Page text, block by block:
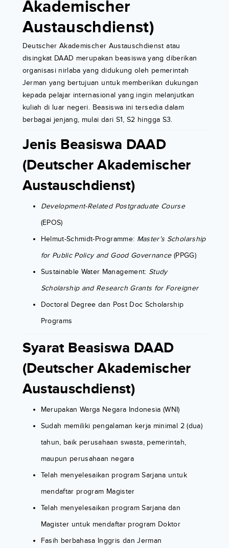
Akademischer
Austauschdienst)
Deutscher Akademischer Austauschdienst atau
disingkat DAAD merupakan beasiswa yang diberikan
organisasi nirlaba yang didukung oleh pemerintah
Jerman yang bertujuan untuk memberikan dukungan
kepada pelajar internasional yang ingin melanjutkan
kuliah di luar negeri. Beasiswa ini tersedia dalam
berbagai jenjang, mulai dari S1, S2 hingga S3.
Jenis Beasiswa DAAD
(Deutscher Akademischer
Austauschdienst)
Development-Related Postgraduate Course
(EPOS)
Helmut-Schmidt-Programme: Master’s Scholarship
for Public Policy and Good Governance(PPGG)
Sustainable Water Management: Study
Scholarship and Research Grants for Foreigner
Doctoral Degree dan Post Doc Scholarship
Programs
Syarat Beasiswa DAAD
(Deutscher Akademischer
Austauschdienst)
Merupakan Warga Negara Indonesia (WNI)
Sudah memiliki pengalaman kerja minimal 2 (dua)
tahun, baik perusahaan swasta, pemerintah,
maupun perusahaan negara
Telah menyelesaikan program Sarjana untuk
mendaftar program Magister
Telah menyelesaikan program Sarjana dan
Magister untuk mendaftar program Doktor
Fasih berbahasa Inggris dan Jerman